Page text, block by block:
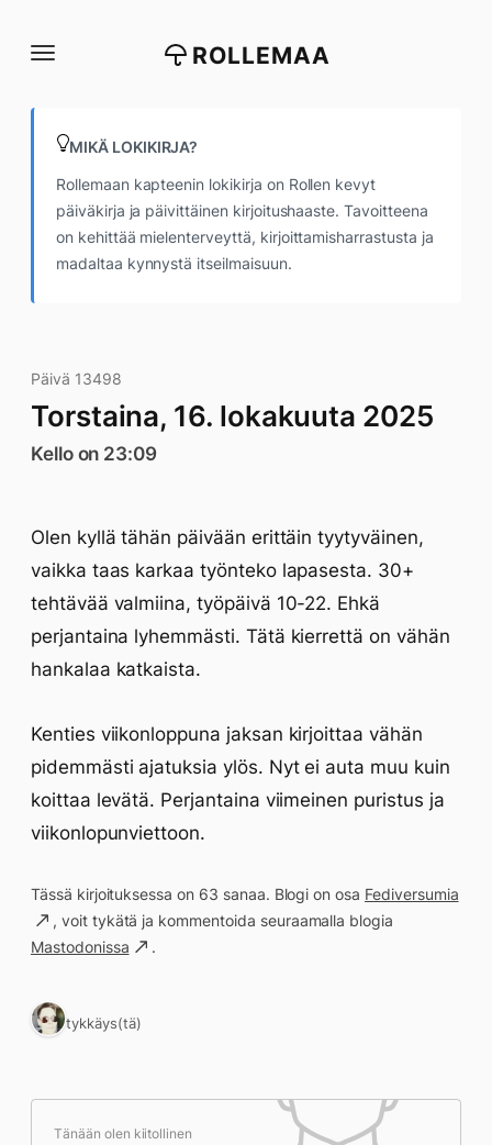
suoraan
ROLLEMAA
MIKÄ LOKIKIRJA?
Rollemaan kapteenin lokikirja on Rollen kevyt
päiväkirja ja päivittäinen kirjoitushaaste. Tavoitteena
on kehittää mielenterveyttä, kirjoittamisharrastusta ja
madaltaa kynnystä itseilmaisuun.
Päivä 13498
Torstaina, 16. lokakuuta 2025
Kello on 23:09
Olen kyllä tähän päivään erittäin tyytyväinen,
vaikka taas karkaa työnteko lapasesta. 30+
tehtävää valmiina, työpäivä 10-22. Ehkä
perjantaina lyhemmästi. Tätä kierrettä on vähän
hankalaa katkaista.
Kenties viikonloppuna jaksan kirjoittaa vähän
pidemmästi ajatuksia ylös. Nyt ei auta muu kuin
koittaa levätä. Perjantaina viimeinen puristus ja
viikonlopunviettoon.
Tässä kirjoituksessa on 63 sanaa. Blogi on osa Fediversumia
, voit tykätä ja kommentoida seuraamalla blogia
Mastodonissa
.
1 tykkäys(tä)
Tänään olen kiitollinen